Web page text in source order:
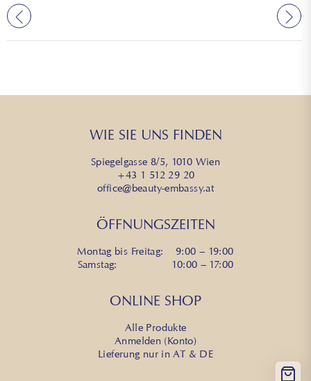
WIE SIE UNS FINDEN
Spiegelgasse 8/5, 1010 Wien
+43 1 512 29 20
office@beauty-embassy.at
ÖFFNUNGSZEITEN
Montag bis Freitag: 9:00 – 19:00
Samstag: 10:00 – 17:00
ONLINE SHOP
Alle Produkte
Anmelden (Konto)
Lieferung nur in AT & DE